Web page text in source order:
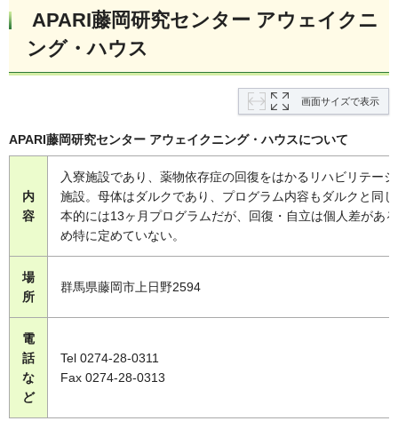
APARI藤岡研究センター アウェイクニ
ング・ハウス
画面サイズで表示
APARI藤岡研究センター アウェイクニング・ハウスについて
内
容
入寮施設であり、薬物依存症の回復をはかるリハビリテー
施設。母体はダルクであり、プログラム内容もダルクと同
本的には13ヶ月プログラムだが、回復・自立は個人差があ
め特に定めていない。
場
所
群馬県藤岡市上日野2594
電
話
な
ど
Tel 0274-28-0311
Fax 0274-28-0313